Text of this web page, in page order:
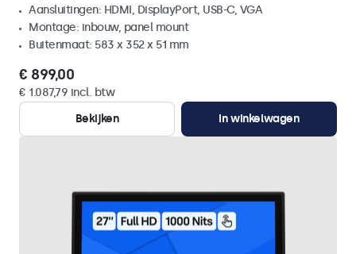
Aansluitingen: HDMI, DisplayPort, USB-C, VGA
Montage: inbouw, panel mount
Buitenmaat: 583 x 352 x 51 mm
€ 899,00
€ 1.087,79 incl. btw
Bekijken
In winkelwagen